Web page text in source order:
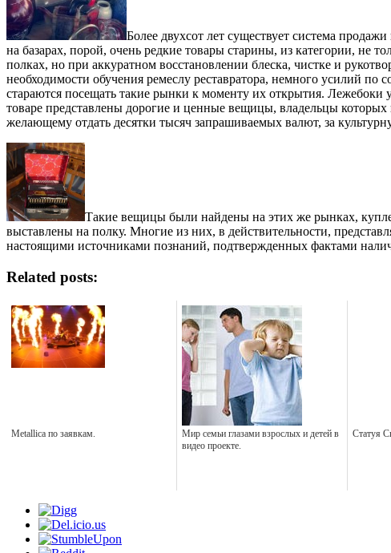
Более двухсот лет существует система
на базарах, порой, очень редкие товары старины, из категории,
полках, но при аккуратном восстановлении блеска, чистке и
необходимости обучения ремеслу реставратора, немного усилий по
стараются посещать такие рынки к моменту их открытия.
товаре представлены дорогие и ценные вещицы, владельцы
желающему отдать десятки тысяч запрашиваемых валют, за
Такие вещицы были найдены на этих же рынках,
выставлены на полку. Многие из них, в действительности,
настоящими источниками познаний, подтвержденных фактами
Related posts:
Metallica по заявкам.
Мир семьи глазами взрослых и детей в
видео проекте.
Статуя